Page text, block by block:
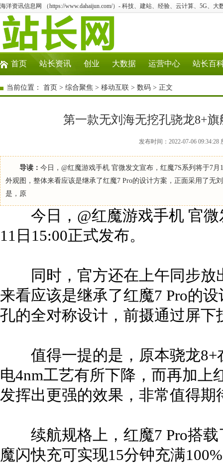
海洋资讯信息网 （https://www.dahaijun.com/）- 科技、建站、经验、云计算、5G、大
首页 站长资讯 创业 大数据 运营中心 站长百
当前位置： 首页 > 综合聚焦 > 移动互联 > 数码 > 正文
第一款无刘海无挖孔骁龙8+
发布时间：2022-07-06
导读： 今日，@红魔游戏手机 官微发文宣布，红魔7S系列将于7
外观图，整体来看应该是继承了红魔7 Pro的设计方案，正面采用了无
是，原
今日，@红魔游戏手机 官微
11日15:00正式发布。
同时，官方还在上午同步放
来看应该是继承了红魔7 Pro的
孔的全对称设计，前摄通过屏下
值得一提的是，原本骁龙8+
电4nm工艺有所下降，而再加上
发挥出更强的效果，非常值得期
续航规格上，红魔7 Pro搭载
魔闪快充可实现15分钟充满